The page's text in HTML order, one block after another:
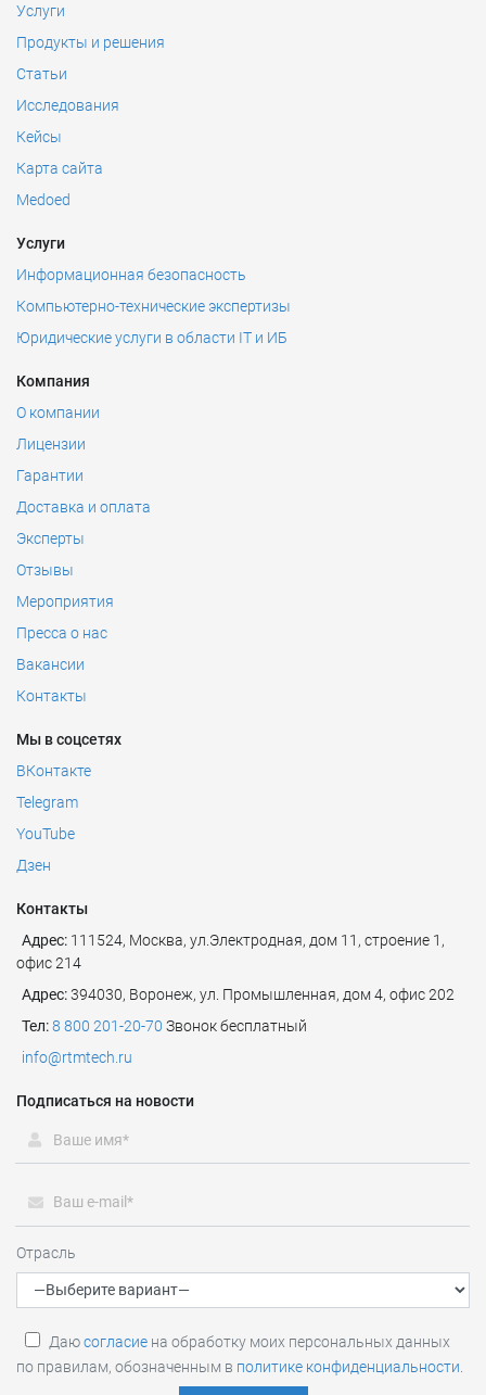
Услуги
Продукты и решения
Статьи
Исследования
Кейсы
Карта сайта
Medoed
Услуги
Информационная безопасность
Компьютерно-технические экспертизы
Юридические услуги в области IT и ИБ
Компания
О компании
Лицензии
Гарантии
Доставка и оплата
Эксперты
Отзывы
Мероприятия
Пресса о нас
Вакансии
Контакты
Мы в соцсетях
ВКонтакте
Telegram
YouTube
Дзен
Контакты
Адрес: 111524, Москва, ул.Электродная, дом 11, строение 1,
офис 214
Адрес:394030, Воронеж, ул. Промышленная, дом 4, офис 202
Тел:8 800 201-20-70 Звонок бесплатный
info@rtmtech.ru
Подписаться на новости
Отрасль
Даюсогласие на обработку моих персональных данных
по правилам, обозначенным в политике конфиденциальности